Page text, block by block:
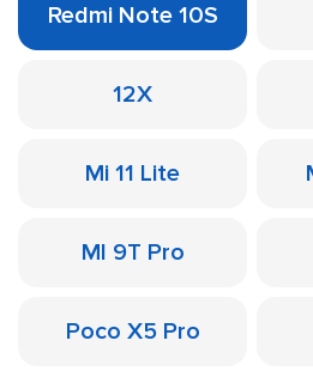
Redmi Note 10S
12X
Mi 11 Lite
MI 9T Pro
Poco X5 Pro